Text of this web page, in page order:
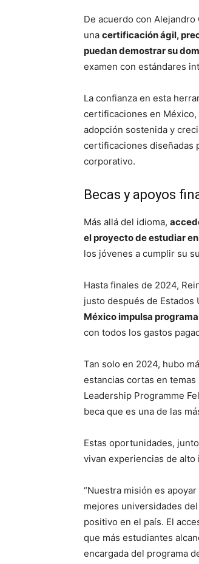
De acuerdo con
una certificación ágil,
puedan demostrar su
examen con estándares
La confianza en esta
certificaciones en
adopción sostenida y
certificaciones diseñadas
corporativo.
Becas y apoyos
Más allá del idioma,
el proyecto de estudiar
los jóvenes a cumplir su
Hasta finales de 2024,
justo después de
México impulsa
con todos los gastos
Tan solo en 2024, hubo
estancias cortas en
Leadership Programme
beca que es una de las
Estas oportunidades,
vivan experiencias de
“Nuestra misión es
mejores universidades
positivo en el país. El
que más estudiantes
encargada del programa